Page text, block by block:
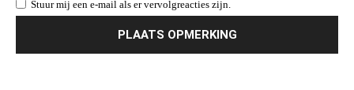
Stuur mij een e-mail als er vervolgreacties zijn.